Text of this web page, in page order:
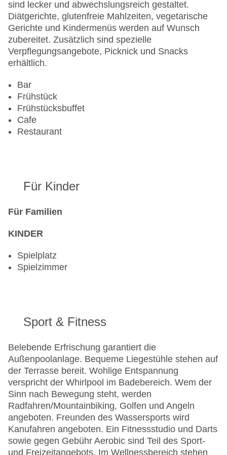
Sonnenterrasse
Gesamtanzahl der Stockwerke: 0
Gesamtanzahl der Zimmer: 70
Pools:Outdoor Pool, Liegen am Pool
Zahlungsarten: American Express, Diners Club,
Landeskategorie: 4 Sterne
sind lecker und abwechslungsreich gestaltet.
Diätgerichte, glutenfreie Mahlzeiten, vegetarische
Gerichte und Kindermenüs werden auf Wunsch
zubereitet. Zusätzlich sind spezielle
Verpflegungsangebote, Picknick und Snacks
erhältlich.
Bar
Frühstück
Frühstücksbuffet
Cafe
Restaurant
Für Kinder
Für Familien
KINDER
Spielplatz
Spielzimmer
Sport & Fitness
Belebende Erfrischung garantiert die
Außenpoolanlage. Bequeme Liegestühle stehen auf
der Terrasse bereit. Wohlige Entspannung
verspricht der Whirlpool im Badebereich. Wem der
Sinn nach Bewegung steht, werden
Radfahren/Mountainbiking, Golfen und Angeln
angeboten. Freunden des Wassersports wird
Kanufahren angeboten. Ein Fitnessstudio und Darts
sowie gegen Gebühr Aerobic sind Teil des Sport-
und Freizeitangebots. Im Wellnessbereich stehen